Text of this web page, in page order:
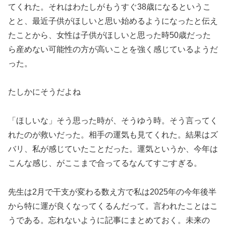
てくれた。それはわたしがもうすぐ38歳になるというこ
とと、最近子供がほしいと思い始めるようになったと伝え
たことから、女性は子供がほしいと思った時50歳だった
ら産めない可能性の方が高いことを強く感じているようだ
った。
たしかにそうだよね
「ほしいな」そう思った時が、そうゆう時。そう言ってく
れたのが救いだった。相手の運気も見てくれた。結果はズ
バリ、私が感じていたことだった。運気というか、今年は
こんな感じ、がここまで合ってるなんてすごすぎる。
先生は2月で干支が変わる数え方で私は2025年の今年後半
から特に運が良くなってくるんだって。言われたことはこ
うである。忘れないように記事にまとめておく。未来の